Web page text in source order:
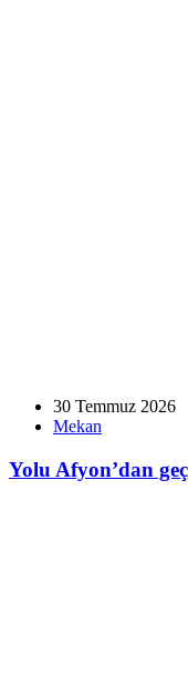
30 Temmuz 2026
Mekan
Yolu Afyon’dan